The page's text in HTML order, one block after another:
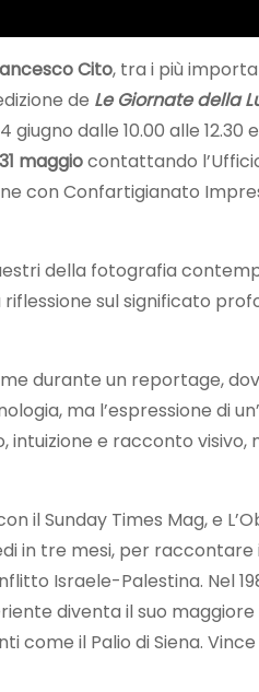
Cito, tra i più
de Le Giornate della
dalle 10.00 alle 12.30
maggiocontattando
con Confartigianato
della fotografia
sul significato
durante un reportage,
ma l’espressione di
intuizione e racconto
il Sunday Times Mag, e
in tre mesi, per
Israele-Palestina. Nel
diventa il suo
come il Palio di Siena.